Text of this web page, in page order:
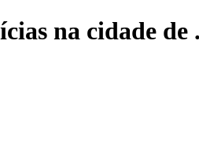
na cidade de